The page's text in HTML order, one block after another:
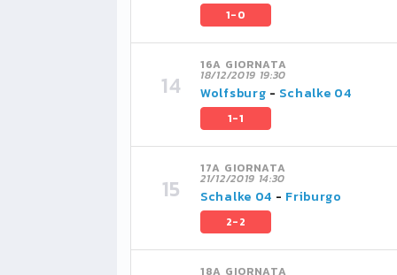
1-0
16A GIORNATA
18/12/2019 19:30
Wolfsburg - Schalke 04
1-1
17A GIORNATA
21/12/2019 14:30
Schalke 04 - Friburgo
2-2
18A GIORNATA